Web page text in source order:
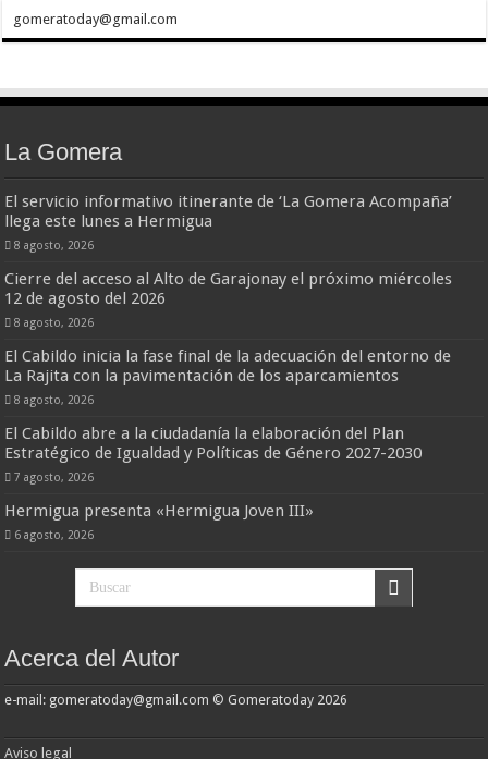
gomeratoday@gmail.com
La Gomera
El servicio informativo itinerante de ‘La Gomera Acompaña’
llega este lunes a Hermigua
8 agosto, 2026
Cierre del acceso al Alto de Garajonay el próximo miércoles
12 de agosto del 2026
8 agosto, 2026
El Cabildo inicia la fase final de la adecuación del entorno de
La Rajita con la pavimentación de los aparcamientos
8 agosto, 2026
El Cabildo abre a la ciudadanía la elaboración del Plan
Estratégico de Igualdad y Políticas de Género 2027-2030
7 agosto, 2026
Hermigua presenta «Hermigua Joven III»
6 agosto, 2026
Acerca del Autor
e-mail: gomeratoday@gmail.com © Gomeratoday 2026
Aviso legal